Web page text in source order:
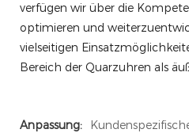
verfügen wir über die
optimieren und
vielseitigen
Bereich der Quarzuhren als
Anpassung: